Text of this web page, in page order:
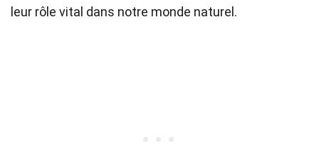
leur rôle vital dans notre monde naturel.